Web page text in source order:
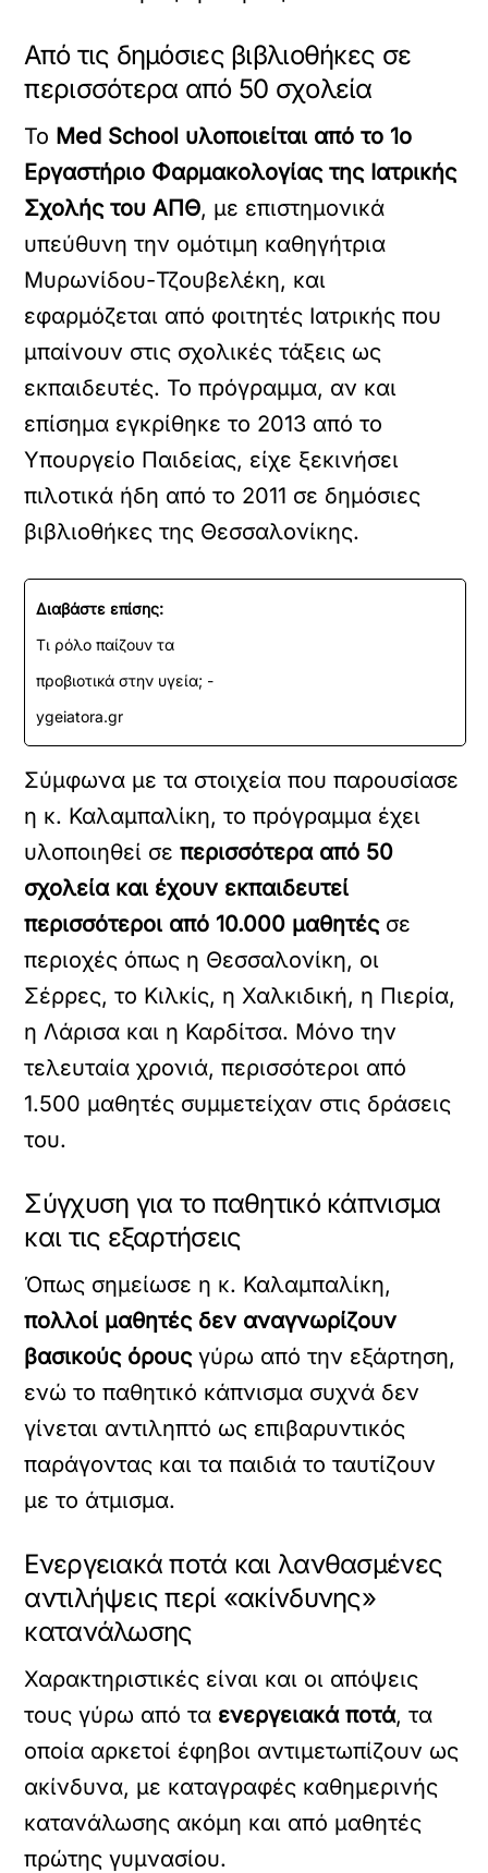
Από τις δημόσιες βιβλιοθήκες σε
περισσότερα από 50 σχολεία
Το Med School υλοποιείται από το 1ο
Εργαστήριο Φαρμακολογίας της Ιατρικής
Σχολής του ΑΠΘ, με επιστημονικά
υπεύθυνη την ομότιμη καθηγήτρια
Μυρωνίδου-Τζουβελέκη, και
εφαρμόζεται από φοιτητές Ιατρικής που
μπαίνουν στις σχολικές τάξεις ως
εκπαιδευτές. Το πρόγραμμα, αν και
επίσημα εγκρίθηκε το 2013 από το
Υπουργείο Παιδείας, είχε ξεκινήσει
πιλοτικά ήδη από το 2011 σε δημόσιες
βιβλιοθήκες της Θεσσαλονίκης.
Διαβάστε επίσης:
Τι ρόλο παίζουν τα
προβιοτικά στην υγεία; -
ygeiatora.gr
Σύμφωνα με τα στοιχεία που παρουσίασε
η κ. Καλαμπαλίκη, το πρόγραμμα έχει
υλοποιηθεί σεπερισσότερα από 50
σχολεία και έχουν εκπαιδευτεί
περισσότεροι από 10.000 μαθητέςσε
περιοχές όπως η Θεσσαλονίκη, οι
Σέρρες, το Κιλκίς, η Χαλκιδική, η Πιερία,
η Λάρισα και η Καρδίτσα. Μόνο την
τελευταία χρονιά, περισσότεροι από
1.500 μαθητές συμμετείχαν στις δράσεις
του.
Σύγχυση για το παθητικό κάπνισμα
και τις εξαρτήσεις
Όπως σημείωσε η κ. Καλαμπαλίκη,
πολλοί μαθητές δεν αναγνωρίζουν
βασικούς όρουςγύρω από την εξάρτηση,
ενώ το παθητικό κάπνισμα συχνά δεν
γίνεται αντιληπτό ως επιβαρυντικός
παράγοντας και τα παιδιά το ταυτίζουν
με το άτμισμα.
Ενεργειακά ποτά και λανθασμένες
αντιλήψεις περί «ακίνδυνης»
κατανάλωσης
Χαρακτηριστικές είναι και οι απόψεις
τους γύρω από τα ενεργειακά ποτά, τα
οποία αρκετοί έφηβοι αντιμετωπίζουν ως
ακίνδυνα, με καταγραφές καθημερινής
κατανάλωσης ακόμη και από μαθητές
πρώτης γυμνασίου.